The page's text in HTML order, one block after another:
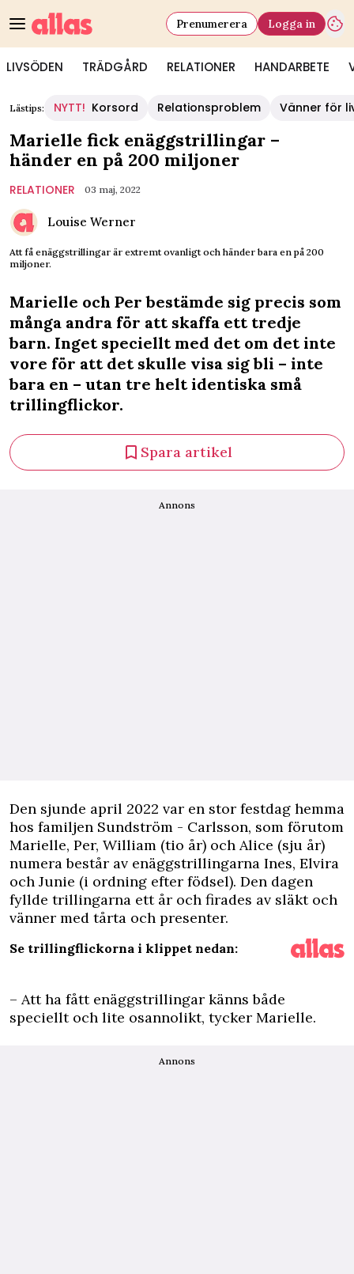
LIVSÖDEN TRÄDGÅRD RELATIONER HANDARBETE
Prenumerera Logga in
Lästips: NYTT! Korsord Relationsproblem Vänner för
Marielle fick enäggstrillingar –
händer en på 200 miljoner
RELATIONER 03 maj, 2022
Louise Werner
Att få enäggstrillingar är extremt ovanligt och händer bara en på 200
miljoner.
Marielle och Per bestämde sig precis som
många andra för att skaffa ett tredje
barn. Inget speciellt med det om det inte
vore för att det skulle visa sig bli – inte
bara en – utan tre helt identiska små
trillingflickor.
Spara artikel
Annons
Den sjunde april 2022 var en stor festdag hemma
hos familjen Sundström - Carlsson, som förutom
Marielle, Per, William (tio år) och Alice (sju år)
numera består av enäggstrillingarna Ines, Elvira
och Junie (i ordning efter födsel). Den dagen
fyllde trillingarna ett år och firades av släkt och
vänner med tårta och presenter.
Se trillingflickorna i klippet nedan:
– Att ha fått enäggstrillingar känns både
speciellt och lite osannolikt, tycker Marielle.
Annons